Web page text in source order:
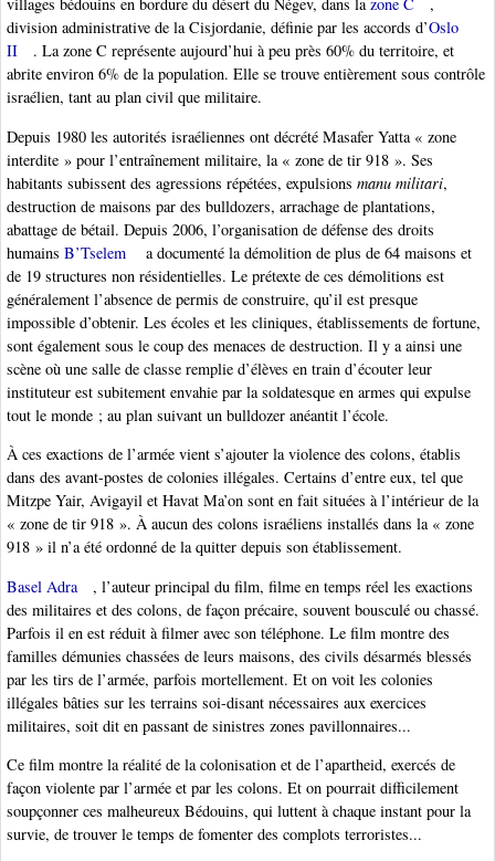
villages bédouins en bordure du désert du Négev, dans lazone C
,
division administrative de la Cisjordanie, définie par les accords d’Oslo
II
. La zone C représente aujourd’hui à peu près 60% du territoire, et
abrite environ 6% de la population. Elle se trouve entièrement sous contrôle
israélien, tant au plan civil que militaire.
Depuis 1980 les autorités israéliennes ont décrété Masafer Yatta « zone
interdite » pour l’entraînement militaire, la « zone de tir 918 ». Ses
habitants subissent des agressions répétées, expulsions manu militari,
destruction de maisons par des bulldozers, arrachage de plantations,
abattage de bétail. Depuis 2006, l’organisation de défense des droits
humains B’Tselem
a documenté la démolition de plus de 64 maisons et
de 19 structures non résidentielles. Le prétexte de ces démolitions est
généralement l’absence de permis de construire, qu’il est presque
impossible d’obtenir. Les écoles et les cliniques, établissements de fortune,
sont également sous le coup des menaces de destruction. Il y a ainsi une
scène où une salle de classe remplie d’élèves en train d’écouter leur
instituteur est subitement envahie par la soldatesque en armes qui expulse
tout le monde ; au plan suivant un bulldozer anéantit l’école.
À ces exactions de l’armée vient s’ajouter la violence des colons, établis
dans des avant-postes de colonies illégales. Certains d’entre eux, tel que
Mitzpe Yair, Avigayil et Havat Ma’on sont en fait situées à l’intérieur de la
« zone de tir 918 ». À aucun des colons israéliens installés dans la « zone
918 » il n’a été ordonné de la quitter depuis son établissement.
Basel Adra
, l’auteur principal du film, filme en temps réel les exactions
des militaires et des colons, de façon précaire, souvent bousculé ou chassé.
Parfois il en est réduit à filmer avec son téléphone. Le film montre des
familles démunies chassées de leurs maisons, des civils désarmés blessés
par les tirs de l’armée, parfois mortellement. Et on voit les colonies
illégales bâties sur les terrains soi-disant nécessaires aux exercices
militaires, soit dit en passant de sinistres zones pavillonnaires...
Ce film montre la réalité de la colonisation et de l’apartheid, exercés de
façon violente par l’armée et par les colons. Et on pourrait difficilement
soupçonner ces malheureux Bédouins, qui luttent à chaque instant pour la
survie, de trouver le temps de fomenter des complots terroristes...